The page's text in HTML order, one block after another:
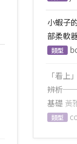
小蝦子
部柔軟
類型
「看上
辨析──
基礎 黃
類型